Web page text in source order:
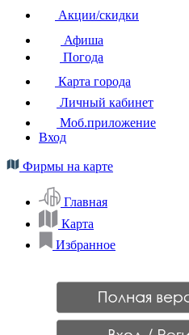
Акции/скидки
Афиша
Погода
Карта города
Личный кабинет
Моб.приложение
Вход
Фирмы на карте
Главная
Карта
Избранное